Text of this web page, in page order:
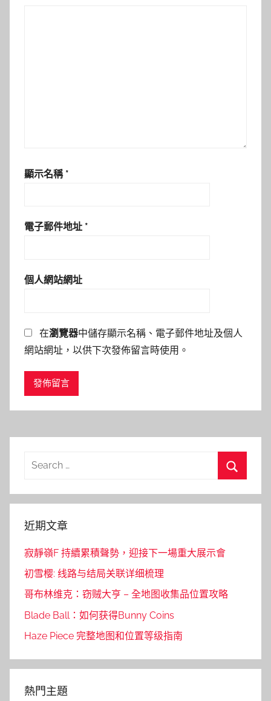
顯示名稱 *
電子郵件地址 *
個人網站網址
在瀏覽器中儲存顯示名稱、電子郵件地址及個人
網站網址，以供下次發佈留言時使用。
Search
近期文章
寂靜嶺F 持續累積聲勢，迎接下一場重大展示會
初雪樱: 线路与结局关联详细梳理
哥布林维克：窃贼大亨 – 全地图收集品位置攻略
Blade Ball：如何获得Bunny Coins
Haze Piece 完整地图和位置等级指南
熱門主題